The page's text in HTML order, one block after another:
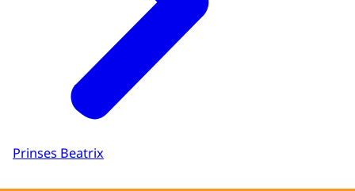
Prinses Beatrix